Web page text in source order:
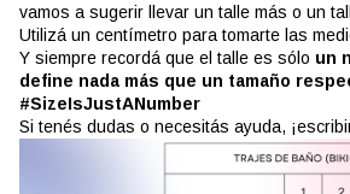
vamos a sugerir llevar un talle más o un
Utilizá un centímetro para tomarte las
Y siempre recordá que el talle es sólo un
define nada más que un tamaño
#SizeIsJustANumber
Si tenés dudas o necesitás ayuda,